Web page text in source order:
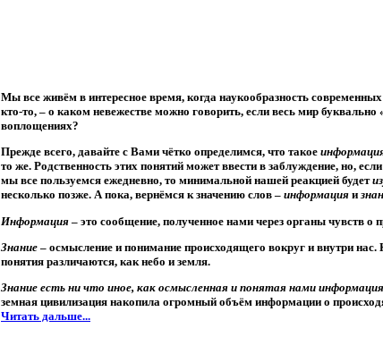
Мы все живём в интересное время, когда наукообразность
кто-то, – о каком невежестве можно говорить, если весь мир
воплощениях?
Прежде всего, давайте с Вами чётко определимся, что такое
то же. Родственность этих понятий может ввести в заблуждение, но,
мы все пользуемся ежедневно, то минимальной нашей реакцией будет
несколько позже. А пока, вернёмся к значению слов – информация и
Информация – это сообщение, полученное нами через органы чувств о
Знание – осмысление и понимание происходящего вокруг и внутри нас.
понятия различаются, как небо и земля.
Знание есть ни что иное, как осмысленная и понятая нами
земная цивилизация накопила огромный объём информации о
Читать дальше...